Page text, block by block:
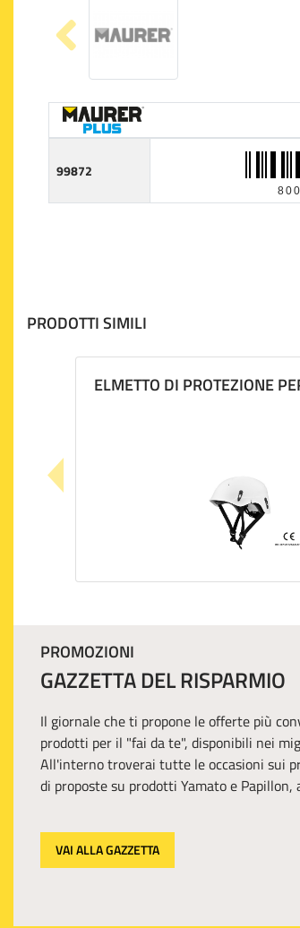
99872
PRODOTTI SIMILI
ELMETTO DI PROTEZIONE
PROMOZIONI
GAZZETTA DEL RISPARMIO
Il giornale che ti propone le offerte più
prodotti per il "fai da te", disponibili nei
All'interno troverai tutte le occasioni sui
di proposte su prodotti Yamato e
VAI ALLA GAZZETTA